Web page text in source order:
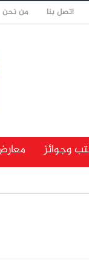
اتصل بنا من نحن
وجوائز